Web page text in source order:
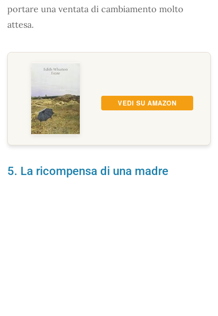
portare una ventata di cambiamento molto
attesa.
VEDI SU AMAZON
5. La ricompensa di una madre